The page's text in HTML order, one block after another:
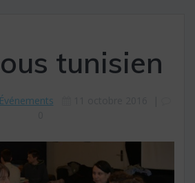
tunisien
Événements